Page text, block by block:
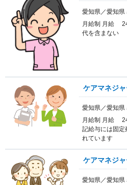
愛知県／愛知県
月給制 月給
代を含まない
ケアマネジ
愛知県／愛知県
月給制 月給
記給与には固定
れています
ケアマネジ
愛知県／愛知県